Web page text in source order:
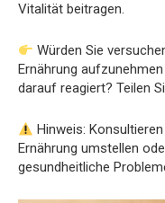
Vitalität beitragen.
Würden Sie
Ernährung
darauf reagiert? Teilen
Hinweis:
Ernährung umstellen
gesundheitliche